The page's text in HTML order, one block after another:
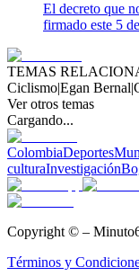
El decreto que
firmado este 5
TEMAS
Ciclismo|Egan Bernal|
Ver otros temas
Cargando...
ColombiaDeportes
culturaInvestigación
Copyright © –
Términos y